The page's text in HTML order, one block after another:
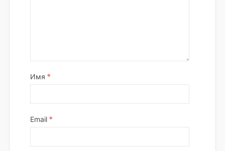
Имя *
Email *